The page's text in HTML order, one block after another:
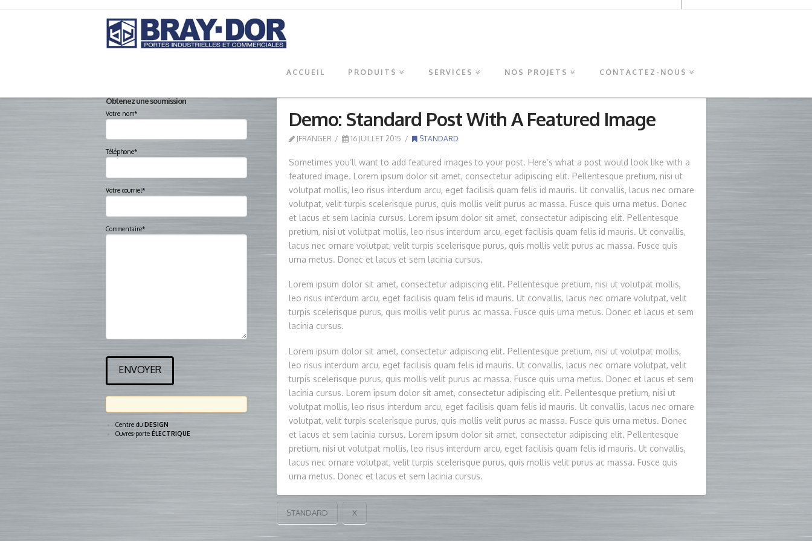
ACCUEIL PRODUITS SERVICES NOS PROJETS CONTACTEZ-NOUS
Demo: Standard Post With A Featured Image
JFRANGER 16 JUILLET 2015 STANDARD
Sometimes you’ll want to add featured images to your post. Here’s what a post would look like with a
featured image. Lorem ipsum dolor sit amet, consectetur adipiscing elit. Pellentesque pretium, nisi ut
volutpat mollis, leo risus interdum arcu, eget facilisis quam felis id mauris. Ut convallis, lacus nec ornare
volutpat, velit turpis scelerisque purus, quis mollis velit purus ac massa. Fusce quis urna metus. Donec
et lacus et sem lacinia cursus. Lorem ipsum dolor sit amet, consectetur adipiscing elit. Pellentesque
pretium, nisi ut volutpat mollis, leo risus interdum arcu, eget facilisis quam felis id mauris. Ut convallis,
lacus nec ornare volutpat, velit turpis scelerisque purus, quis mollis velit purus ac massa. Fusce quis
urna metus. Donec et lacus et sem lacinia cursus.
Lorem ipsum dolor sit amet, consectetur adipiscing elit. Pellentesque pretium, nisi ut volutpat mollis,
leo risus interdum arcu, eget facilisis quam felis id mauris. Ut convallis, lacus nec ornare volutpat, velit
turpis scelerisque purus, quis mollis velit purus ac massa. Fusce quis urna metus. Donec et lacus et sem
lacinia cursus.
Lorem ipsum dolor sit amet, consectetur adipiscing elit. Pellentesque pretium, nisi ut volutpat mollis,
leo risus interdum arcu, eget facilisis quam felis id mauris. Ut convallis, lacus nec ornare volutpat, velit
turpis scelerisque purus, quis mollis velit purus ac massa. Fusce quis urna metus. Donec et lacus et sem
lacinia cursus. Lorem ipsum dolor sit amet, consectetur adipiscing elit. Pellentesque pretium, nisi ut
volutpat mollis, leo risus interdum arcu, eget facilisis quam felis id mauris. Ut convallis, lacus nec ornare
volutpat, velit turpis scelerisque purus, quis mollis velit purus ac massa. Fusce quis urna metus. Donec
et lacus et sem lacinia cursus. Lorem ipsum dolor sit amet, consectetur adipiscing elit. Pellentesque
pretium, nisi ut volutpat mollis, leo risus interdum arcu, eget facilisis quam felis id mauris. Ut convallis,
lacus nec ornare volutpat, velit turpis scelerisque purus, quis mollis velit purus ac massa. Fusce quis
urna metus. Donec et lacus et sem lacinia cursus.
STANDARD X
Obtenez une soumission
Votre nom*
Téléphone*
Votre courriel*
Commentaire*
Centre du DESIGN
Ouvres-porte ÉLECTRIQUE